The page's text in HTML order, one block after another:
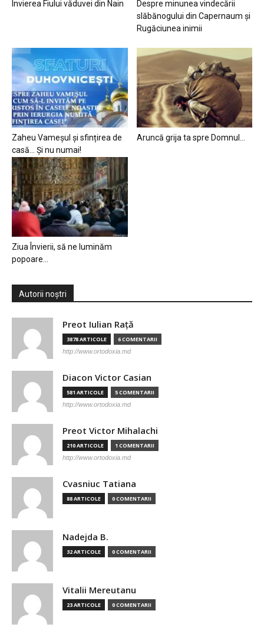
Învierea Fiului văduvei din Nain
Despre minunea vindecării
slăbănogului din Capernaum și
Rugăciunea inimii
Zaheu Vameșul și sfințirea de
casă… Și nu numai!
Aruncă grija ta spre Domnul…
Ziua Învierii, să ne luminăm
popoare…
Autorii noștri
Preot Iulian Raţă
3878 ARTICOLE 6 COMENTARII
http://www.ortodoxia.md
Diacon Victor Casian
581 ARTICOLE 5 COMENTARII
http://www.ortodoxia.md
Preot Victor Mihalachi
210 ARTICOLE 1 COMENTARII
http://www.ortodoxia.md
Cvasniuc Tatiana
88 ARTICOLE 0 COMENTARII
Nadejda B.
32 ARTICOLE 0 COMENTARII
Vitalii Mereutanu
23 ARTICOLE 0 COMENTARII